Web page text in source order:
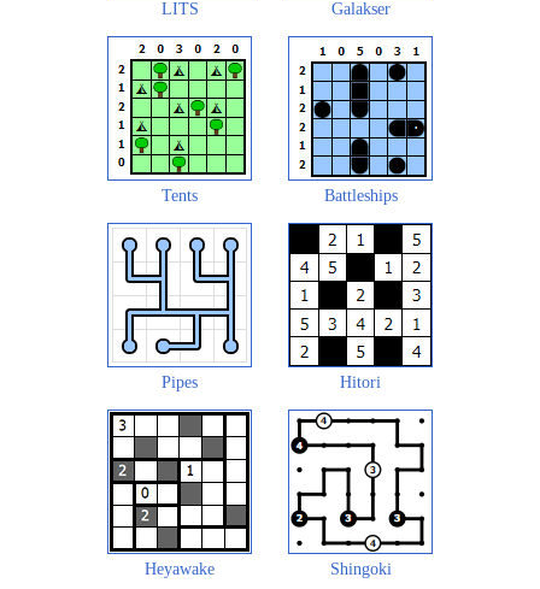
LITS Galakser
Tents Battleships
Pipes Hitori
Heyawake Shingoki